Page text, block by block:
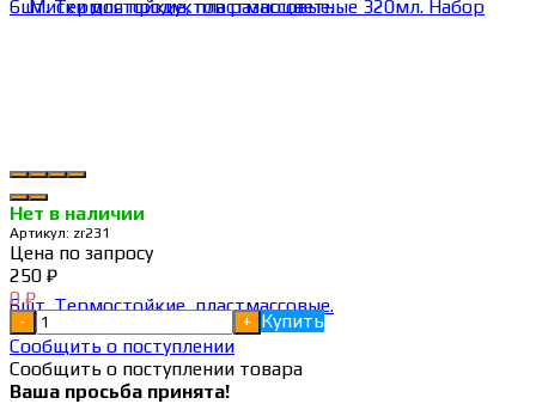
Нет в наличии
Артикул: zr231
Цена по запросу
250 ₽
0₽
- +
Купить
Сообщить о поступлении
Сообщить о поступлении товара
Ваша просьба принята!